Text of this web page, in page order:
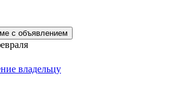
с объявлением
владельцу